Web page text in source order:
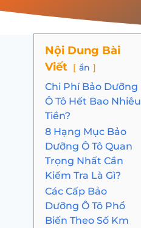
Nội Dung Bài
Viết
ẩn
Chi Phí Bảo Dưỡng
Ô Tô Hết Bao Nhiêu
Tiền?
8 Hạng Mục Bảo
Dưỡng Ô Tô Quan
Trọng Nhất Cần
Kiểm Tra Là Gì?
Các Cấp Bảo
Dưỡng Ô Tô Phổ
Biến Theo Số Km